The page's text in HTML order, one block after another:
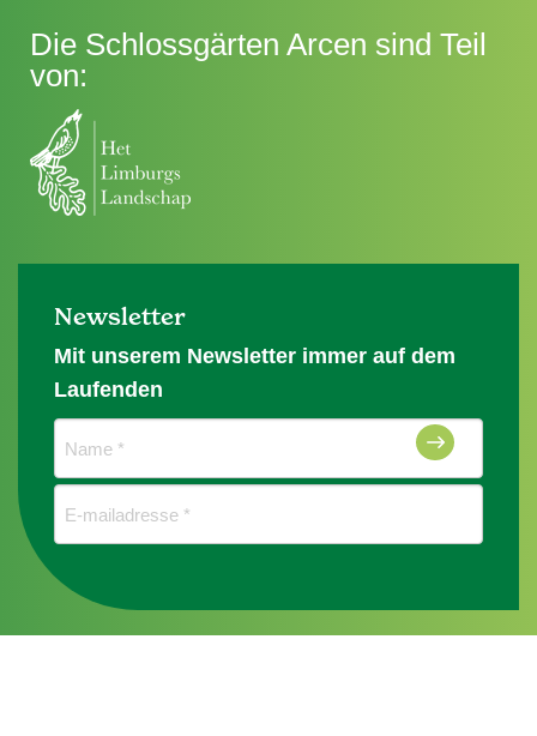
Die Schlossgärten Arcen sind Teil
von:
Newsletter
Mit unserem Newsletter immer auf dem
Laufenden